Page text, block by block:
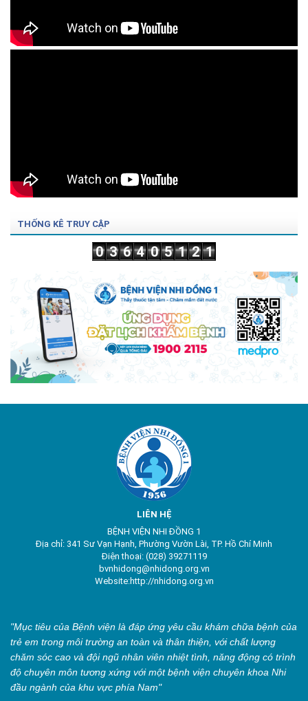
THỐNG KÊ TRUY CẬP
0 3 6 4 0 5 1 2 1
LIÊN HỆ
BỆNH VIỆN NHI ĐỒNG 1
Địa chỉ: 341 Sư Vạn Hạnh, Phường Vườn Lài, TP. Hồ Chí Minh
Điện thoại: (028) 39271119
bvnhidong@nhidong.org.vn
Website:http://nhidong.org.vn
"Mục tiêu của Bệnh viện là đáp ứng yêu cầu khám chữa bệnh của
trẻ em trong môi trường an toàn và thân thiện, với chất lượng
chăm sóc cao và đội ngũ nhân viên nhiệt tình, năng động có trình
độ chuyên môn tương xứng với một bệnh viện chuyên khoa Nhi
đầu ngành của khu vực phía Nam"